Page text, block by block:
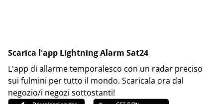
Scarica l'app Lightning Alarm Sat24
L'app di allarme temporalesco con un radar preciso
sui fulmini per tutto il mondo. Scaricala ora dal
negozio/i negozi sottostanti!